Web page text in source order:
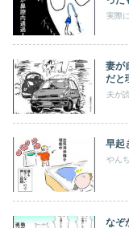
実際
妻が
だと
夫が
早起
やん
なぞ